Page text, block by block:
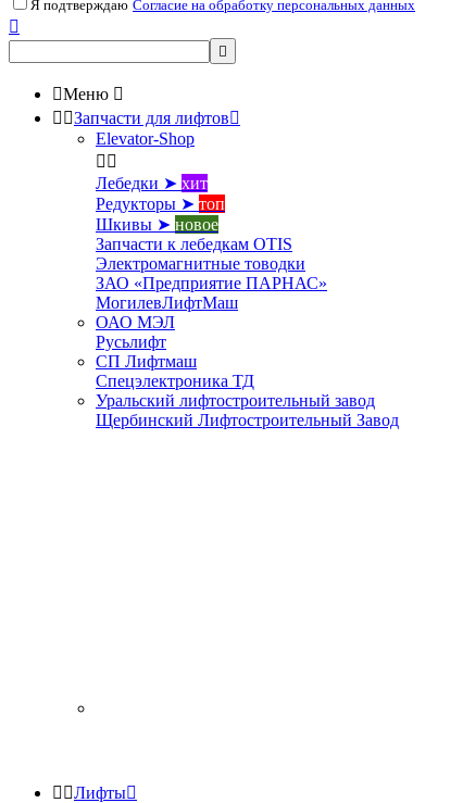
Я подтверждаю Согласие на обработку персональных данных


Меню 
 Запчасти для лифтов
Elevator-Shop
 
Лебедки ➤ хит
Редукторы ➤ топ
Шкивы ➤ новое
Запчасти к лебедкам OTIS
Электромагнитные товодки
ЗАО «Предприятие ПАРНАС»
МогилевЛифтМаш
ОАО МЭЛ
Русьлифт
СП Лифтмаш
Спецэлектроника ТД
Уральский лифтостроительный завод
Щербинский Лифтостроительный Завод
 Лифты